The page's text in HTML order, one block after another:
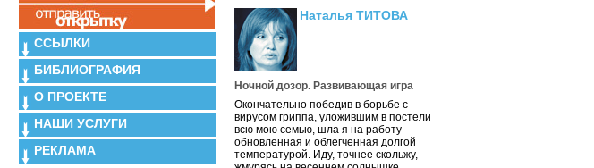
Наталья ТИТОВА
Ночной дозор. Развивающая игра
Окончательно победив в борьбе с
вирусом гриппа, уложившим в постели
всю мою семью, шла я на работу
обновленная и облегченная долгой
температурой. Иду, точнее скольжу,
ССЫЛКИ
БИБЛИОГРАФИЯ
О ПРОЕКТЕ
НАШИ УСЛУГИ
РЕКЛАМА